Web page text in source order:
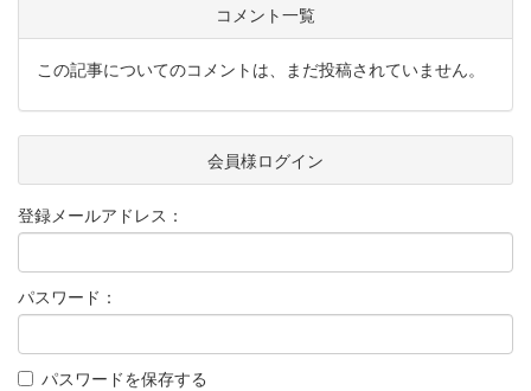
コメント一覧
この記事についてのコメントは、まだ投稿されていません。
会員様ログイン
登録メールアドレス：
パスワード：
パスワードを保存する